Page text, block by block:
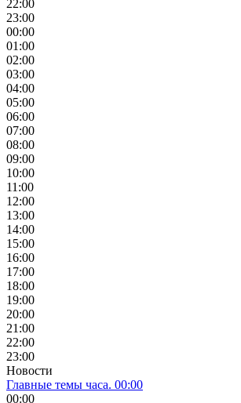
22:00
23:00
00:00
01:00
02:00
03:00
04:00
05:00
06:00
07:00
08:00
09:00
10:00
11:00
12:00
13:00
14:00
15:00
16:00
17:00
18:00
19:00
20:00
21:00
22:00
23:00
Новости
Главные темы часа. 00:00
00:00